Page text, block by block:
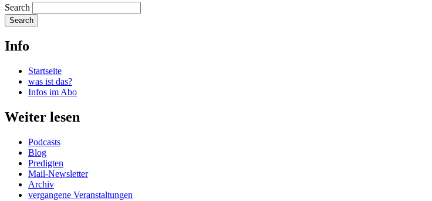
Search
Info
Startseite
was ist das?
Infos im Abo
Weiter lesen
Podcasts
Blog
Predigten
Mail-Newsletter
Archiv
vergangene Veranstaltungen